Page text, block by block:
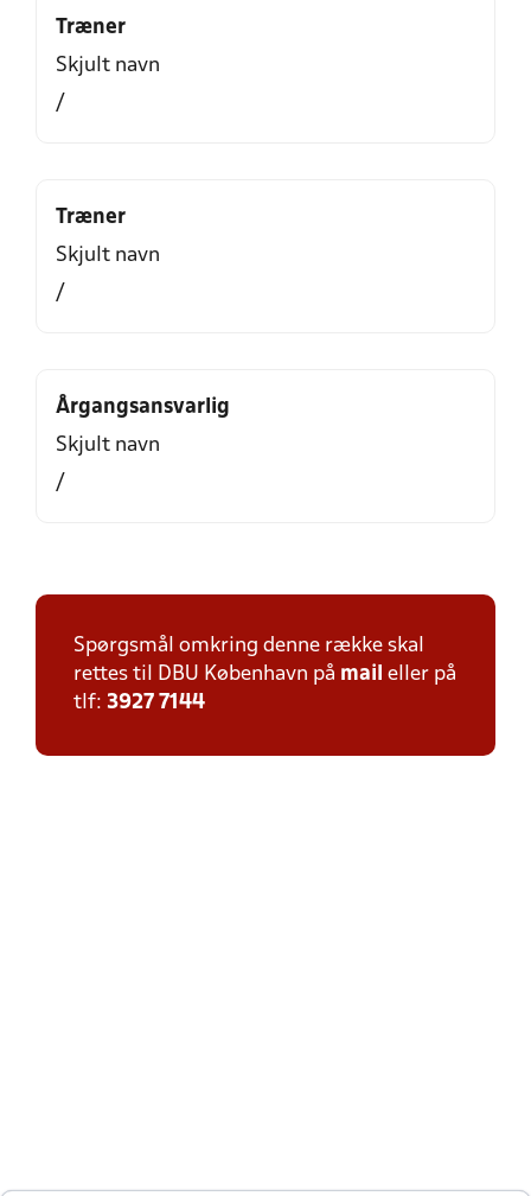
Træner
Skjult navn
/
Træner
Skjult navn
/
Årgangsansvarlig
Skjult navn
/
Spørgsmål omkring denne række skal
rettes til DBU København på mail eller på
tlf: 3927 7144